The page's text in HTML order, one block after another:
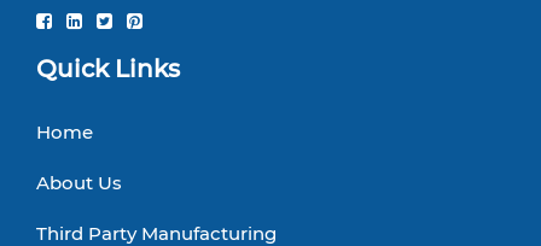
Quick Links
Home
About Us
Third Party Manufacturing